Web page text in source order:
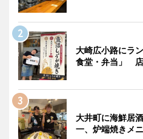
大崎広小路にラ
食堂・弁当」 店
大井町に海鮮居
一、炉端焼きメ